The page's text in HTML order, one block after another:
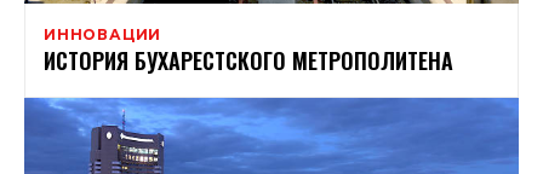
ИННОВАЦИИ
ИСТОРИЯ БУХАРЕСТСКОГО МЕТРОПОЛИТЕНА